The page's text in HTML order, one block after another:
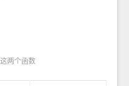
两个函数